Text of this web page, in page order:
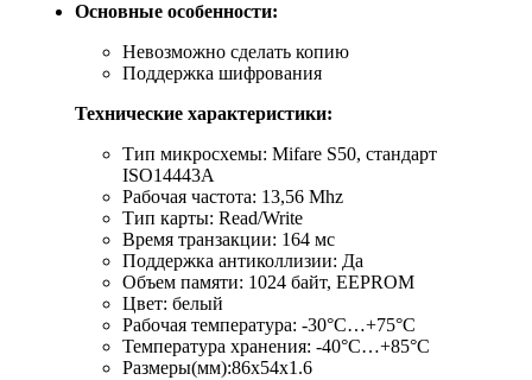
Основные особенности:
Невозможно сделать копию
Поддержка шифрования
Технические характеристики:
Тип микросхемы: Mifare S50, стандарт
ISO14443А
Рабочая частота: 13,56 Mhz
Тип карты: Read/Write
Время транзакции: 164 мс
Поддержка антиколлизии: Да
Объем памяти: 1024 байт, EEPROM
Цвет: белый
Рабочая температура: -30°С…+75°С
Температура хранения: -40°С…+85°С
Размеры(мм):86х54х1.6